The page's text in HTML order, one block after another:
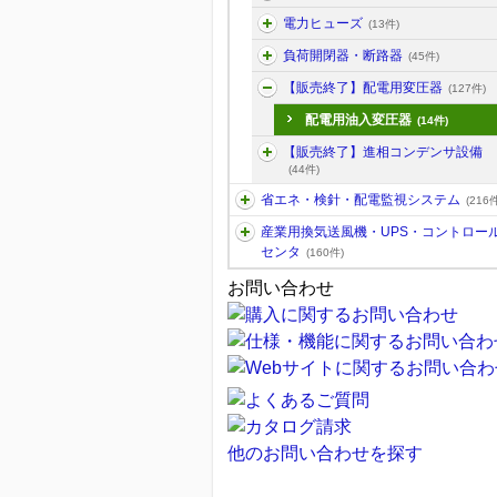
電力ヒューズ (13件)
負荷開閉器・断路器 (45件)
【販売終了】配電用変圧器 (127件)
配電用油入変圧器 (14件)
【販売終了】進相コンデンサ設備
(44件)
省エネ・検針・配電監視システム (216
産業用換気送風機・UPS・コントロー
センタ
(160件)
お問い合わせ
他のお問い合わせを探す